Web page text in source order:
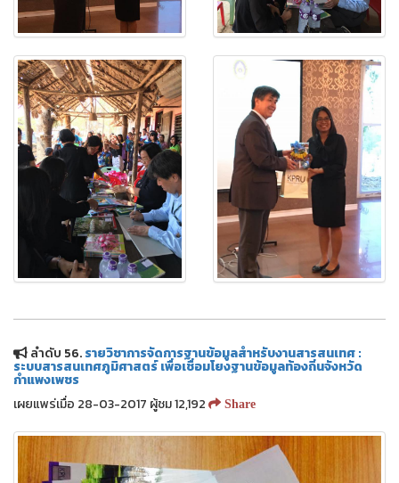
ลำดับ 56.รายวิชาการจัดการฐานข้อมูลสำหรับงานสารสนเทศ :
ระบบสารสนเทศภูมิศาสตร์ เพื่อเชื่อมโยงฐานข้อมูลท้องถิ่นจังหวัด
กำแพงเพชร
เผยแพร่เมื่อ 28-03-2017 ผู้ชม 12,192
Share